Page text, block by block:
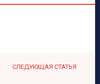
СЛЕДУЮЩАЯ СТАТЬЯ